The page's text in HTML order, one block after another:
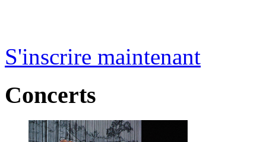
S'inscrire maintenant
Concerts